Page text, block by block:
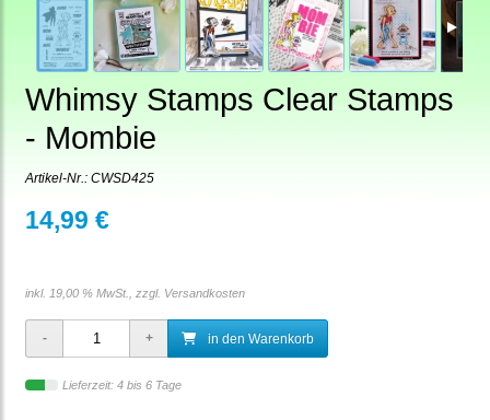
Whimsy Stamps Clear Stamps
- Mombie
Artikel-Nr.: CWSD425
14,99 €
inkl. 19,00 % MwSt., zzgl. Versandkosten
in den Warenkorb
Lieferzeit: 4 bis 6 Tage